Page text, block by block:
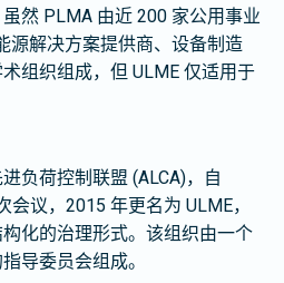
然 PLMA 由近 200 家公用事业
源解决方案提供商、设备制造
组织组成，但 ULME 仅适用于
负荷控制联盟 (ALCA)，自
议，2015 年更名为 ULME，
化的治理形式。该组织由一个
导委员会组成。